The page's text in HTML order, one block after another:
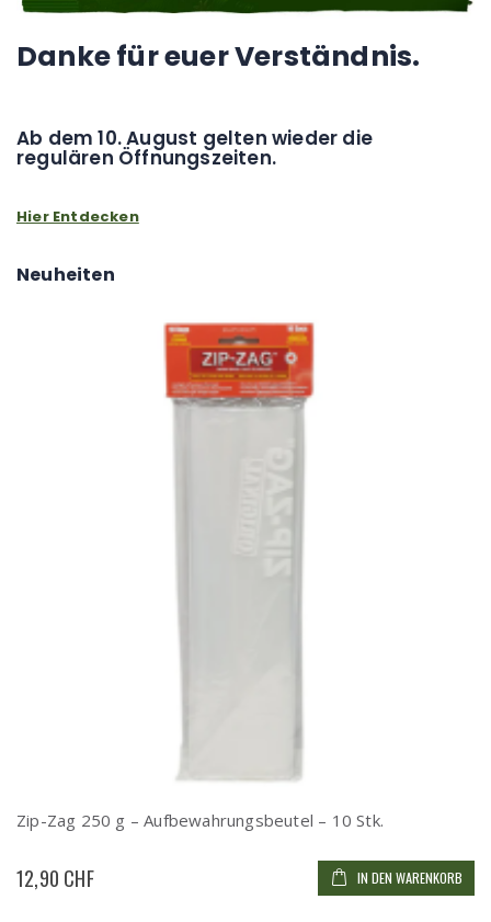
Danke für euer Verständnis.
Ab dem 10. August gelten wieder die
regulären Öffnungszeiten.
Hier Entdecken
Neuheiten
Zip-Zag 250 g – Aufbewahrungsbeutel – 10 Stk.
12,90 CHF IN DEN WARENKORB